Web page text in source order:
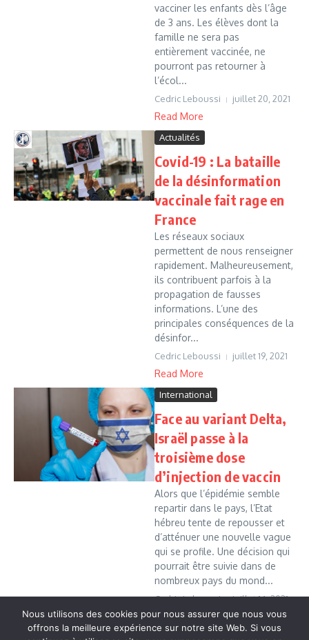
vacciner les enfants dès l’âge
de 3 ans. Les élèves dont la
famille ne sera pas
entièrement vaccinée, ne
pourront pas retourner à
l’écol...
Cedric Leboussi juillet 20, 2021
Read More
Actualités
Covid-19 : La bataille
de la désinformation
vaccinale fait rage en
France
Les réseaux sociaux
permettent de nous renseigner
rapidement. Malheureusement,
ils contribuent parfois à la
propagation de fausses
informations. L’une des
principales conséquences de la
désinfor...
Cedric Leboussi juillet 19, 2021
Read More
International
Face au variant Delta,
Israël passe à la
troisième dose
d’injection de vaccin
Alors que l’épidémie semble
repartir dans le pays, l’Etat
hébreu tente de repousser et
d’atténuer une nouvelle vague
qui se profile. Une décision qui
pourrait être suivie dans de
nombreux pays du mond...
Cedric Leboussi juillet 14, 2021
Read More
Nous utilisons des cookies pour nous assurer que nous vous
offrons la meilleure expérience sur notre site Web. Si vous